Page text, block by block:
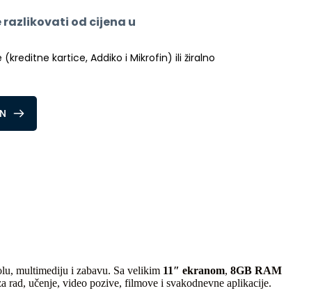
razlikovati od cijena u
kartice, Addiko i Mikrofin) ili žiralno
multimediju i zabavu. Sa velikim 11″ ekranom, 8GB RAM
rad, učenje, video pozive, filmove i svakodnevne aplikacije.